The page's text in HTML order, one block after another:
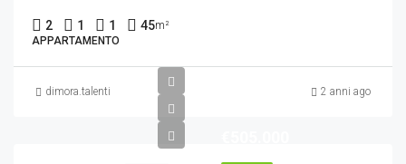
2 1 1 45m²
APPARTAMENTO
dimora.talenti 2 anni ago